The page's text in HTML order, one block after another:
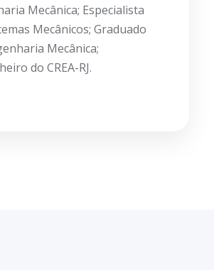
Mecânica; Especialista
Mecânicos; Graduado
Mecânica;
do CREA-RJ.